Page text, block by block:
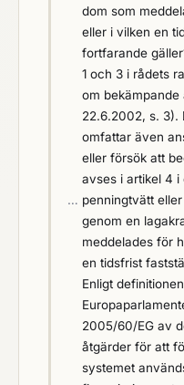
dom som
eller i vilken en
fortfarande
1 och 3 i rådets
om bekämpande
22.6.2002, s. 3).
omfattar även
eller försök att
avses i artikel 4 i
… penningtvätt
genom en
meddelades för
en tidsfrist
Enligt
2005/60/EG av
åtgärder för att
systemet